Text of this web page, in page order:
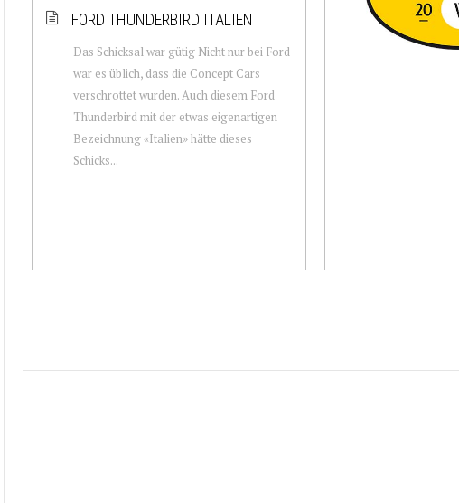
FORD THUNDERBIRD ITALIEN
Das Schicksal war gütig Nicht nur bei Ford
war es üblich, dass die Concept Cars
verschrottet wurden. Auch diesem Ford
Thunderbird mit der etwas eigenartigen
Bezeichnung «Italien» hätte dieses
Schicks...